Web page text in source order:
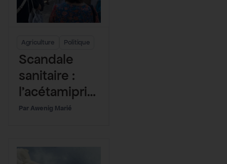
Agriculture Politique
Scandale
sanitaire :
l’acétamiprid
e Awenig Marié